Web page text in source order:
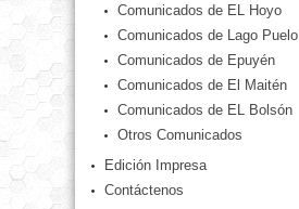
Comunicados de EL Hoyo
Comunicados de Lago Puelo
Comunicados de Epuyén
Comunicados de El Maitén
Comunicados de EL Bolsón
Otros Comunicados
Edición Impresa
Contáctenos